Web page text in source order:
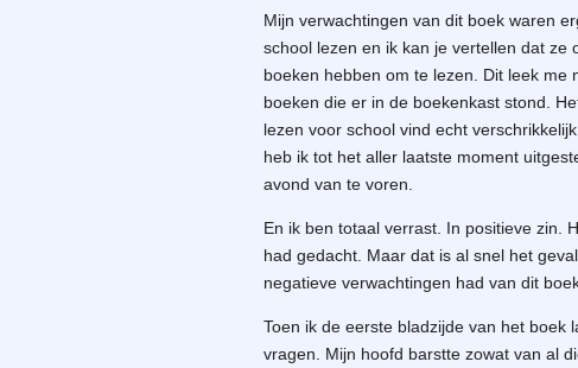
Mijn verwachtingen van dit boek waren
school lezen en ik kan je vertellen dat ze
boeken hebben om te lezen. Dit leek me
boeken die er in de boekenkast stond.
lezen voor school vind echt
heb ik tot het aller laatste moment
avond van te voren.
En ik ben totaal verrast. In positieve zin.
had gedacht. Maar dat is al snel het
negatieve verwachtingen had van dit
Toen ik de eerste bladzijde van het boek
vragen. Mijn hoofd barstte zowat van al